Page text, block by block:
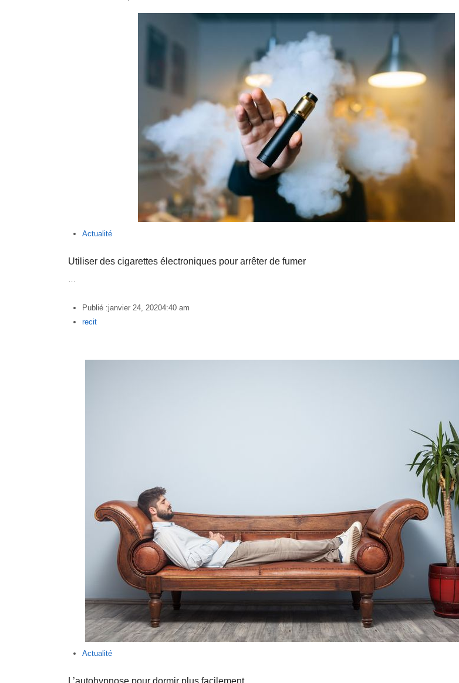
Actualité
Utiliser des cigarettes électroniques pour arrêter de fumer
…
Publié :janvier 24, 20204:40 am
Author
recit
Actualité
L’autohypnose pour dormir plus facilement